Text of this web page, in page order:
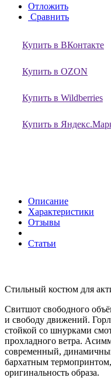
Отложить
Сравнить
Купить в ВКонтакте
Купить в OZON
Купить в Wildberries
Купить в
Описание
Характеристики
Отзывы
Статьи
Стильный костюм для
Свитшот свободного
и свободу движений.
стойкой со шнурками
прохладного ветра.
современный,
бархатным
оригинальность образа.